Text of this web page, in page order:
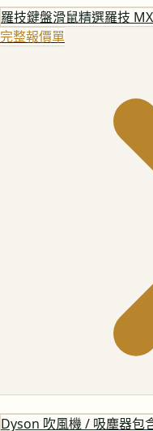
羅技鍵盤滑鼠精選羅技
完整報價單
Dyson 吹風機 / 吸塵器包